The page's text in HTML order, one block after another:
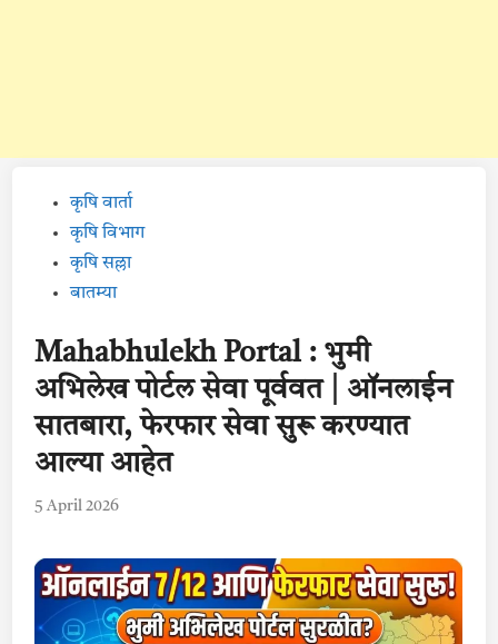
Postedकृषि वार्ता
कृषि विभाग
कृषि सल्ला
बातम्या
Mahabhulekh Portal : भुमी
अभिलेख पोर्टल सेवा पूर्ववत | ऑनलाईन
सातबारा, फेरफार सेवा सुरू करण्यात
आल्या आहेत
5 April 2026